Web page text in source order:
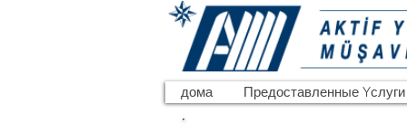
дома Предоставленные Yслуги